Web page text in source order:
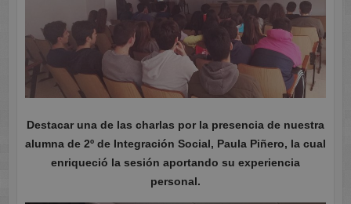
Destacar una de las charlas por la presencia de nuestra
alumna de 2º de Integración Social, Paula Piñero, la cual
enriqueció la sesión aportando su experiencia
personal.